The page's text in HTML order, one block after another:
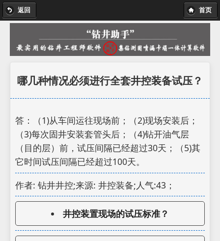
返回 首页
哪几种情况必须进行全套井控装备试压？
答：（1)从车间运往现场前；（2)现场安装后；
（3)每次固井安装套管头后；（4)钻开油气层
（目的层）前，试压间隔已经超过30天；（5)其
它时间试压间隔已经超过100天。
作者: 钻井井控;来源: 井控装备;人气:43；
井控装置现场的试压标准？